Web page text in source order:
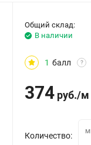
Общий склад:
В наличии
1 балл ?
374 руб./м
Количество: